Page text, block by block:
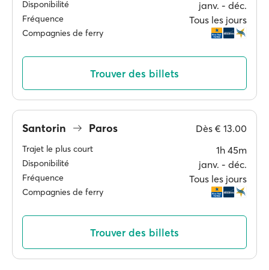
Disponibilité janv. ‐ déc.
Fréquence Tous les jours
Compagnies de ferry
Trouver des billets
Santorin Paros Dès € 13.00
Trajet le plus court 1h 45m
Disponibilité janv. ‐ déc.
Fréquence Tous les jours
Compagnies de ferry
Trouver des billets